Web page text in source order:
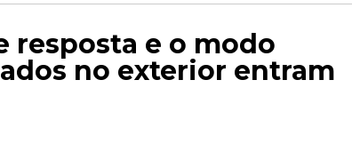
resposta e o modo
no exterior entram